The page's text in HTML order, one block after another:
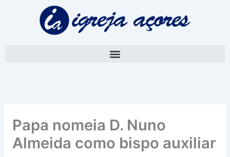
Papa nomeia D. Nuno
Almeida como bispo auxiliar